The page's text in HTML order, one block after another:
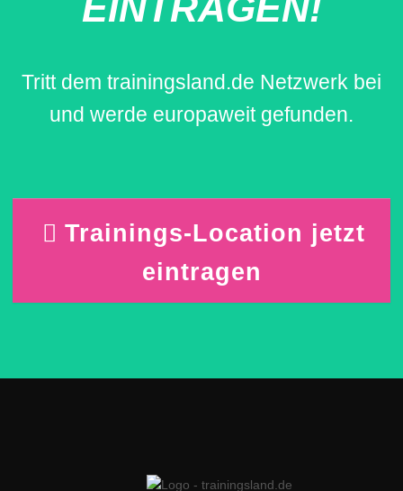
Tritt dem trainingsland.de Netzwerk bei
und werde europaweit gefunden.
Trainings-Location jetzt
eintragen